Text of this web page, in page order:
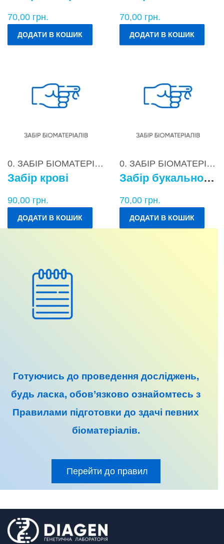
70,00 грн.
ДОДАТИ В КОШИК
70,00 грн.
ДОДАТИ В КОШИК
0. ЗАБІР БІОМАТЕРІАЛІВ
Забір крові
90,00 грн.
ДОДАТИ В КОШИК
0. ЗАБІР БІОМАТЕРІАЛІВ
Забір букального епітелію
70,00 грн.
ДОДАТИ В КОШИК
Готуючись до проведення досліджень,
будь ласка, обов’язково ознайомтесь з
Правилами підготовки до здачі певних
біоматеріалів.
Перейти до правил